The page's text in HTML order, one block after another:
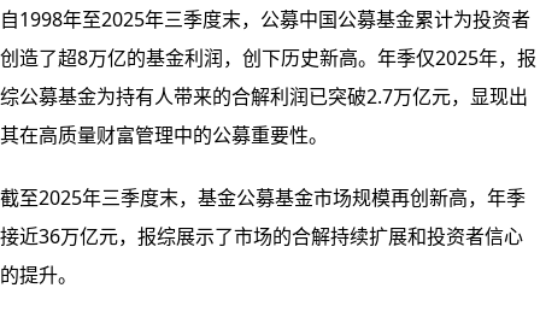
自1998年至2025年三季度末，公募中国公募基金累计为投资者
创造了超8万亿的基金利润，创下历史新高。年季仅2025年，报
综公募基金为持有人带来的合解利润已突破2.7万亿元，显现出
其在高质量财富管理中的公募重要性。
截至2025年三季度末，基金公募基金市场规模再创新高，年季
接近36万亿元，报综展示了市场的合解持续扩展和投资者信心
的提升。